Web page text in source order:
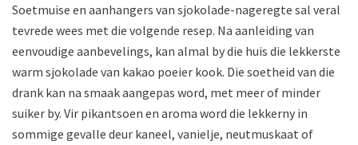
Soetmuise en aanhangers van sjokolade-nageregte sal veral
tevrede wees met die volgende resep. Na aanleiding van
eenvoudige aanbevelings, kan almal by die huis die lekkerste
warm sjokolade van kakao poeier kook. Die soetheid van die
drank kan na smaak aangepas word, met meer of minder
suiker by. Vir pikantsoen en aroma word die lekkerny in
sommige gevalle deur kaneel, vanielje, neutmuskaat of